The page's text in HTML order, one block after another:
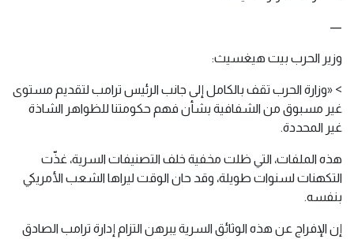
—
وزير الحرب بيت هيغسيث:
> «وزارة الحرب تقف بالكامل إلى جانب الرئيس ترامب لتقديم مستوى
غير مسبوق من الشفافية بشأن فهم حكومتنا للظواهر الشاذة
غير المحددة.
هذه الملفات، التي ظلت مخفية خلف التصنيفات السرية، غذّت
التكهنات لسنوات طويلة، وقد حان الوقت ليراها الشعب الأمريكي
بنفسه.
إن الإفراج عن هذه الوثائق السرية يبرهن التزام إدارة ترامب الصادق